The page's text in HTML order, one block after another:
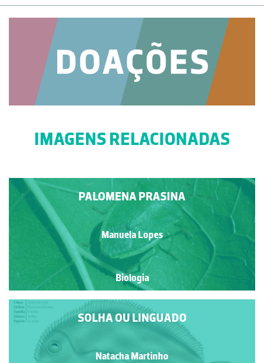
IMAGENS RELACIONADAS
PALOMENA PRASINA
Manuela Lopes
Biologia
SOLHA OU LINGUADO
Natacha Martinho